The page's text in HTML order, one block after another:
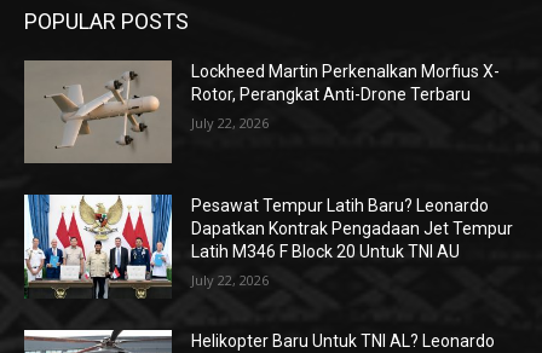
POPULAR POSTS
Lockheed Martin Perkenalkan Morfius X-
Rotor, Perangkat Anti-Drone Terbaru
July 22, 2026
Pesawat Tempur Latih Baru? Leonardo
Dapatkan Kontrak Pengadaan Jet Tempur
Latih M346 F Block 20 Untuk TNI AU
July 22, 2026
Helikopter Baru Untuk TNI AL? Leonardo